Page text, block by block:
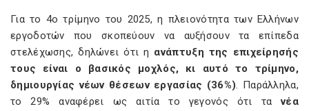
Για το 4ο τρίμηνο του 2025, η πλειονότητα των Ελλήνων
εργοδοτών που σκοπεύουν να αυξήσουν τα επίπεδα
στελέχωσης, δηλώνει ότι η ανάπτυξη της επιχείρησής
τους είναι ο βασικός μοχλός, κι αυτό το τρίμηνο,
δημιουργίας νέων θέσεων εργασίας (36%). Παράλληλα,
το 29% αναφέρει ως αιτία το γεγονός ότι τανέα